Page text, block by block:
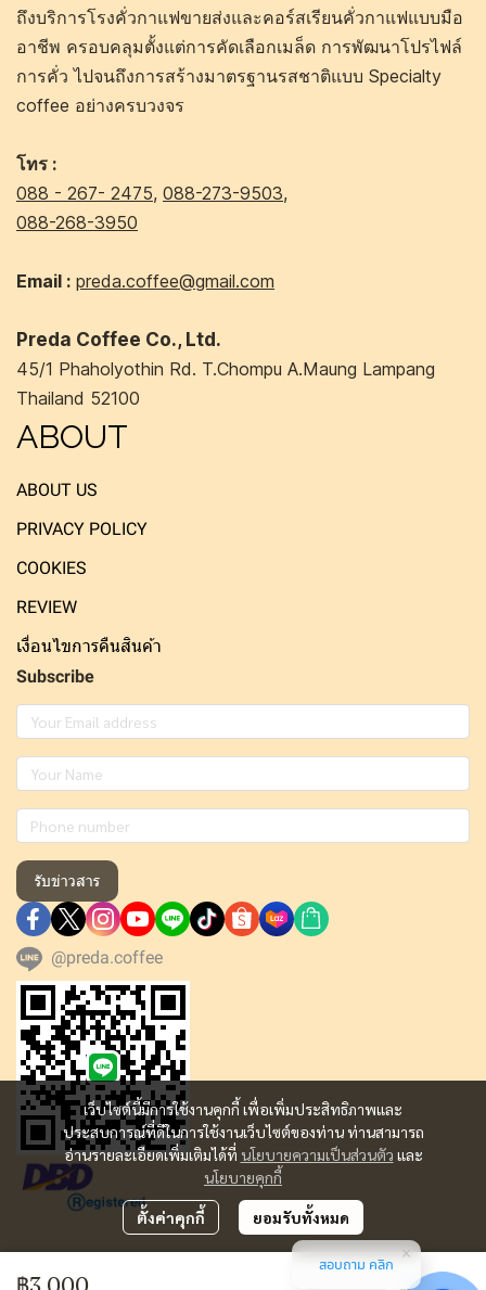
เว็บไซต์นี้มีการใช้งานคุกกี้ เพื่อเพิ่มประสิทธิภาพและ
ประสบการณ์ที่ดีในการใช้งานเว็บไซต์ของท่าน ท่านสามารถ
อ่านรายละเอียดเพิ่มเติมได้ที่ นโยบายความเป็นส่วนตัว และ
นโยบายคุกกี้
ตั้งค่าคุกกี้ ยอมรับทั้งหมด
ถึงบริการโรงคั่วกาแฟขายส่งและคอร์สเรียนคั่วกาแฟแบบมือ
อาชีพ ครอบคลุมตั้งแต่การคัดเลือกเมล็ด การพัฒนาโปรไฟล์
การคั่ว ไปจนถึงการสร้างมาตรฐานรสชาติแบบ Specialty
coffee อย่างครบวงจร
โทร :
088 - 267- 2475, 088-273-9503,
088-268-3950
Email : preda.coffee@gmail.com
Preda Coffee Co., Ltd.
45/1 Phaholyothin Rd. T.Chompu A.Maung Lampang
Thailand 52100
ABOUT
ABOUT US
PRIVACY POLICY
COOKIES
REVIEW
เงื่อนไขการคืนสินค้า
Subscribe
รับข่าวสาร
@preda.coffee
Copyright | All Rights Reserved | Powered by MWE
สอบถาม คลิก